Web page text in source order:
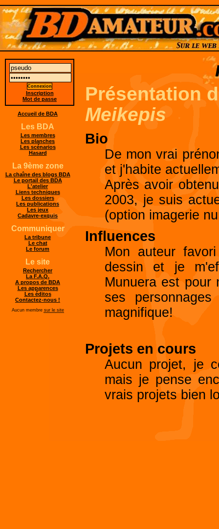
Présentation
Meikepis
Bio
De mon vrai
et j'habite
Après avoir
2003, je suis
(option imagerie
Influences
Mon auteur
dessin et je
Munuera est pour
ses
magnifique!
Projets en cours
Aucun projet, je
mais je pense
vrais projets bien
Inscription
Mot de passe
Accueil de BDA
Les BDA
Les membres
Les planches
Les scénarios
Hasard
La 9ème zone
La chaîne des blogs BDA
Le portail des BDA
L'atelier
Liens techniques
Les dossiers
Les publications
Les jeux
Cadavre-exquis
Communiquer
La tribune
Le chat
Le forum
Le site
Rechercher
La F.A.Q.
A propos de BDA
Les apparences
Les éditos
Contactez-nous !
Aucun membre sur le site